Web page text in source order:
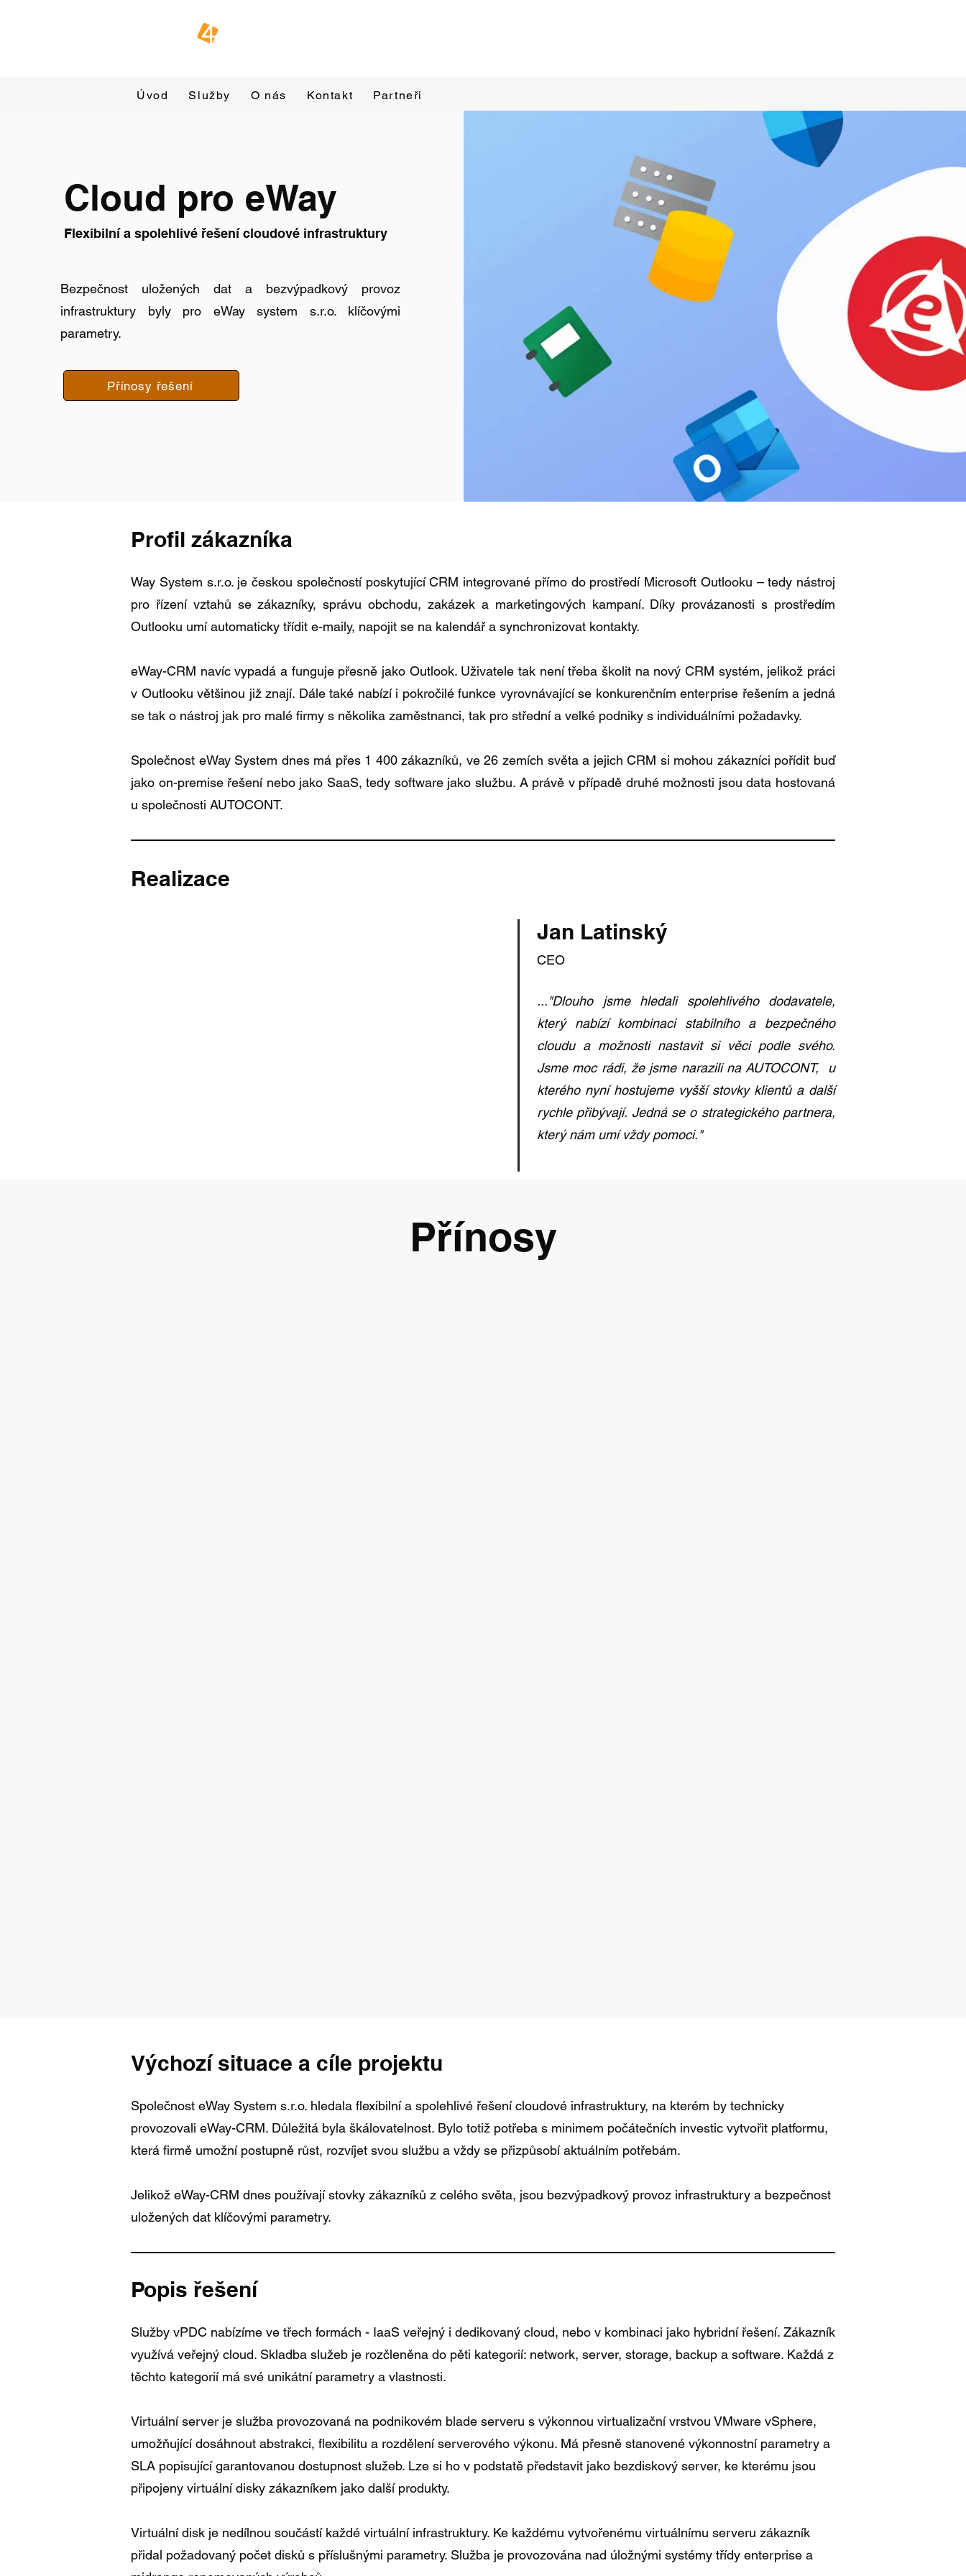
Úvod Služby O nás Kontakt Partneři
Cloud pro eWay
Flexibilní a spolehlivé řešení cloudové infrastruktury
Bezpečnost uložených dat a bezvýpadkový provoz
infrastruktury byly pro eWay system s.r.o. klíčovými
parametry.
Přínosy řešení
Profil zákazníka
Way System s.r.o. je českou společností poskytující CRM integrované přímo do prostředí Microsoft Outlooku – tedy nástroj
pro řízení vztahů se zákazníky, správu obchodu, zakázek a marketingových kampaní. Díky provázanosti s prostředím
Outlooku umí automaticky třídit e-maily, napojit se na kalendář a synchronizovat kontakty.
eWay-CRM navíc vypadá a funguje přesně jako Outlook. Uživatele tak není třeba školit na nový CRM systém, jelikož práci
v Outlooku většinou již znají. Dále také nabízí i pokročilé funkce vyrovnávající se konkurenčním enterprise řešením a jedná
se tak o nástroj jak pro malé firmy s několika zaměstnanci, tak pro střední a velké podniky s individuálními požadavky.
Společnost eWay System dnes má přes 1 400 zákazníků, ve 26 zemích světa a jejich CRM si mohou zákazníci pořídit buď
jako on-premise řešení nebo jako SaaS, tedy software jako službu. A právě v případě druhé možnosti jsou data hostovaná
u společnosti AUTOCONT.
Realizace
Jan Latinský
CEO
..."Dlouho jsme hledali spolehlivého dodavatele,
který nabízí kombinaci stabilního a bezpečného
cloudu a možnosti nastavit si věci podle svého.
Jsme moc rádi, že jsme narazili na AUTOCONT, u
kterého nyní hostujeme vyšší stovky klientů a další
rychle přibývají. Jedná se o strategického partnera,
který nám umí vždy pomoci."
Přínosy
Výchozí situace a cíle projektu
Společnost eWay System s.r.o. hledala flexibilní a spolehlivé řešení cloudové infrastruktury, na kterém by technicky
provozovali eWay-CRM. Důležitá byla škálovatelnost. Bylo totiž potřeba s minimem počátečních investic vytvořit platformu,
která firmě umožní postupně růst, rozvíjet svou službu a vždy se přizpůsobí aktuálním potřebám.
Jelikož eWay-CRM dnes používají stovky zákazníků z celého světa, jsou bezvýpadkový provoz infrastruktury a bezpečnost
uložených dat klíčovými parametry.
Popis řešení
Služby vPDC nabízíme ve třech formách - IaaS veřejný i dedikovaný cloud, nebo v kombinaci jako hybridní řešení. Zákazník
využívá veřejný cloud. Skladba služeb je rozčleněna do pěti kategorií: network, server, storage, backup a software. Každá z
těchto kategorií má své unikátní parametry a vlastnosti.
Virtuální server je služba provozovaná na podnikovém blade serveru s výkonnou virtualizační vrstvou VMware vSphere,
umožňující dosáhnout abstrakci, flexibilitu a rozdělení serverového výkonu. Má přesně stanovené výkonnostní parametry a
SLA popisující garantovanou dostupnost služeb. Lze si ho v podstatě představit jako bezdiskový server, ke kterému jsou
připojeny virtuální disky zákazníkem jako další produkty.
Virtuální disk je nedílnou součástí každé virtuální infrastruktury. Ke každému vytvořenému virtuálnímu serveru zákazník
přidal požadovaný počet disků s příslušnými parametry. Služba je provozována nad úložnými systémy třídy enterprise a